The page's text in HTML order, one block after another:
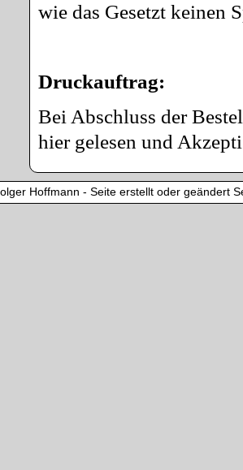
wie das Gesetzt keinen
Druckauftrag:
Bei Abschluss der
hier gelesen und
Hoffmann - Seite erstellt oder geändert